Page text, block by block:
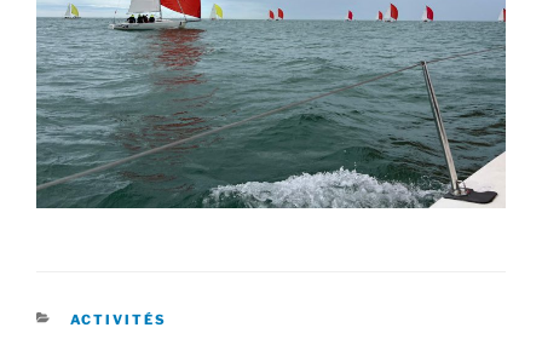
CATÉGORIES
ACTIVITÉS